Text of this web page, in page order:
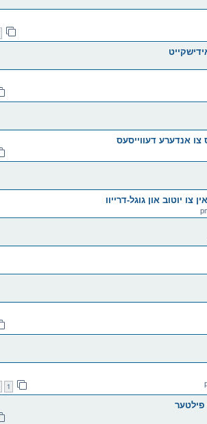
צו יוטוב און גוגל-דרייוו
1